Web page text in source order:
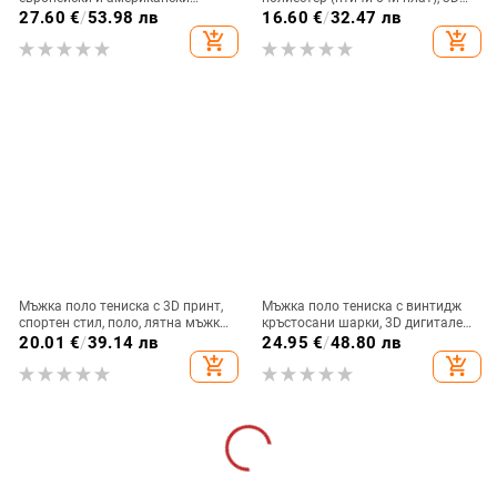
мъжки топ с 6 копчета, 3D
фабричен аутлет
27.60 €/53.98 лв
add_shopping_cart
дигитален принт, кръгло деколте,
16.60 €/32.47 лв
add_shopping_cart
Мъжка поло тениска с 3D принт,
спортен стил, поло, лятна мъжка
ежедневна, ежедневна, модна
20.01 €/39.14 лв
add_shopping_cart
Мъжка поло тениска с винтидж
кръстосани шарки, 3D дигитален
печат, широка и дишаща, с цип,
24.95 €/48.80 лв
add_shopping_cart